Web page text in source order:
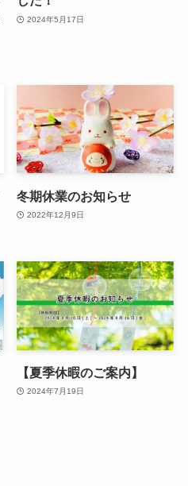
2024年5月17日
冬期休業のお知らせ
2022年12月9日
【夏季休暇のご案内】
2024年7月19日